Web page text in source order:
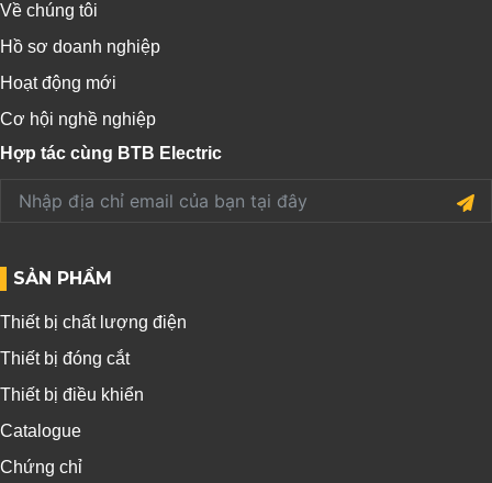
Về chúng tôi
Hồ sơ doanh nghiệp
Hoạt động mới
Cơ hội nghề nghiệp
Hợp tác cùng BTB Electric
SẢN PHẨM
Thiết bị chất lượng điện
Thiết bị đóng cắt
Thiết bị điều khiển
Catalogue
Chứng chỉ